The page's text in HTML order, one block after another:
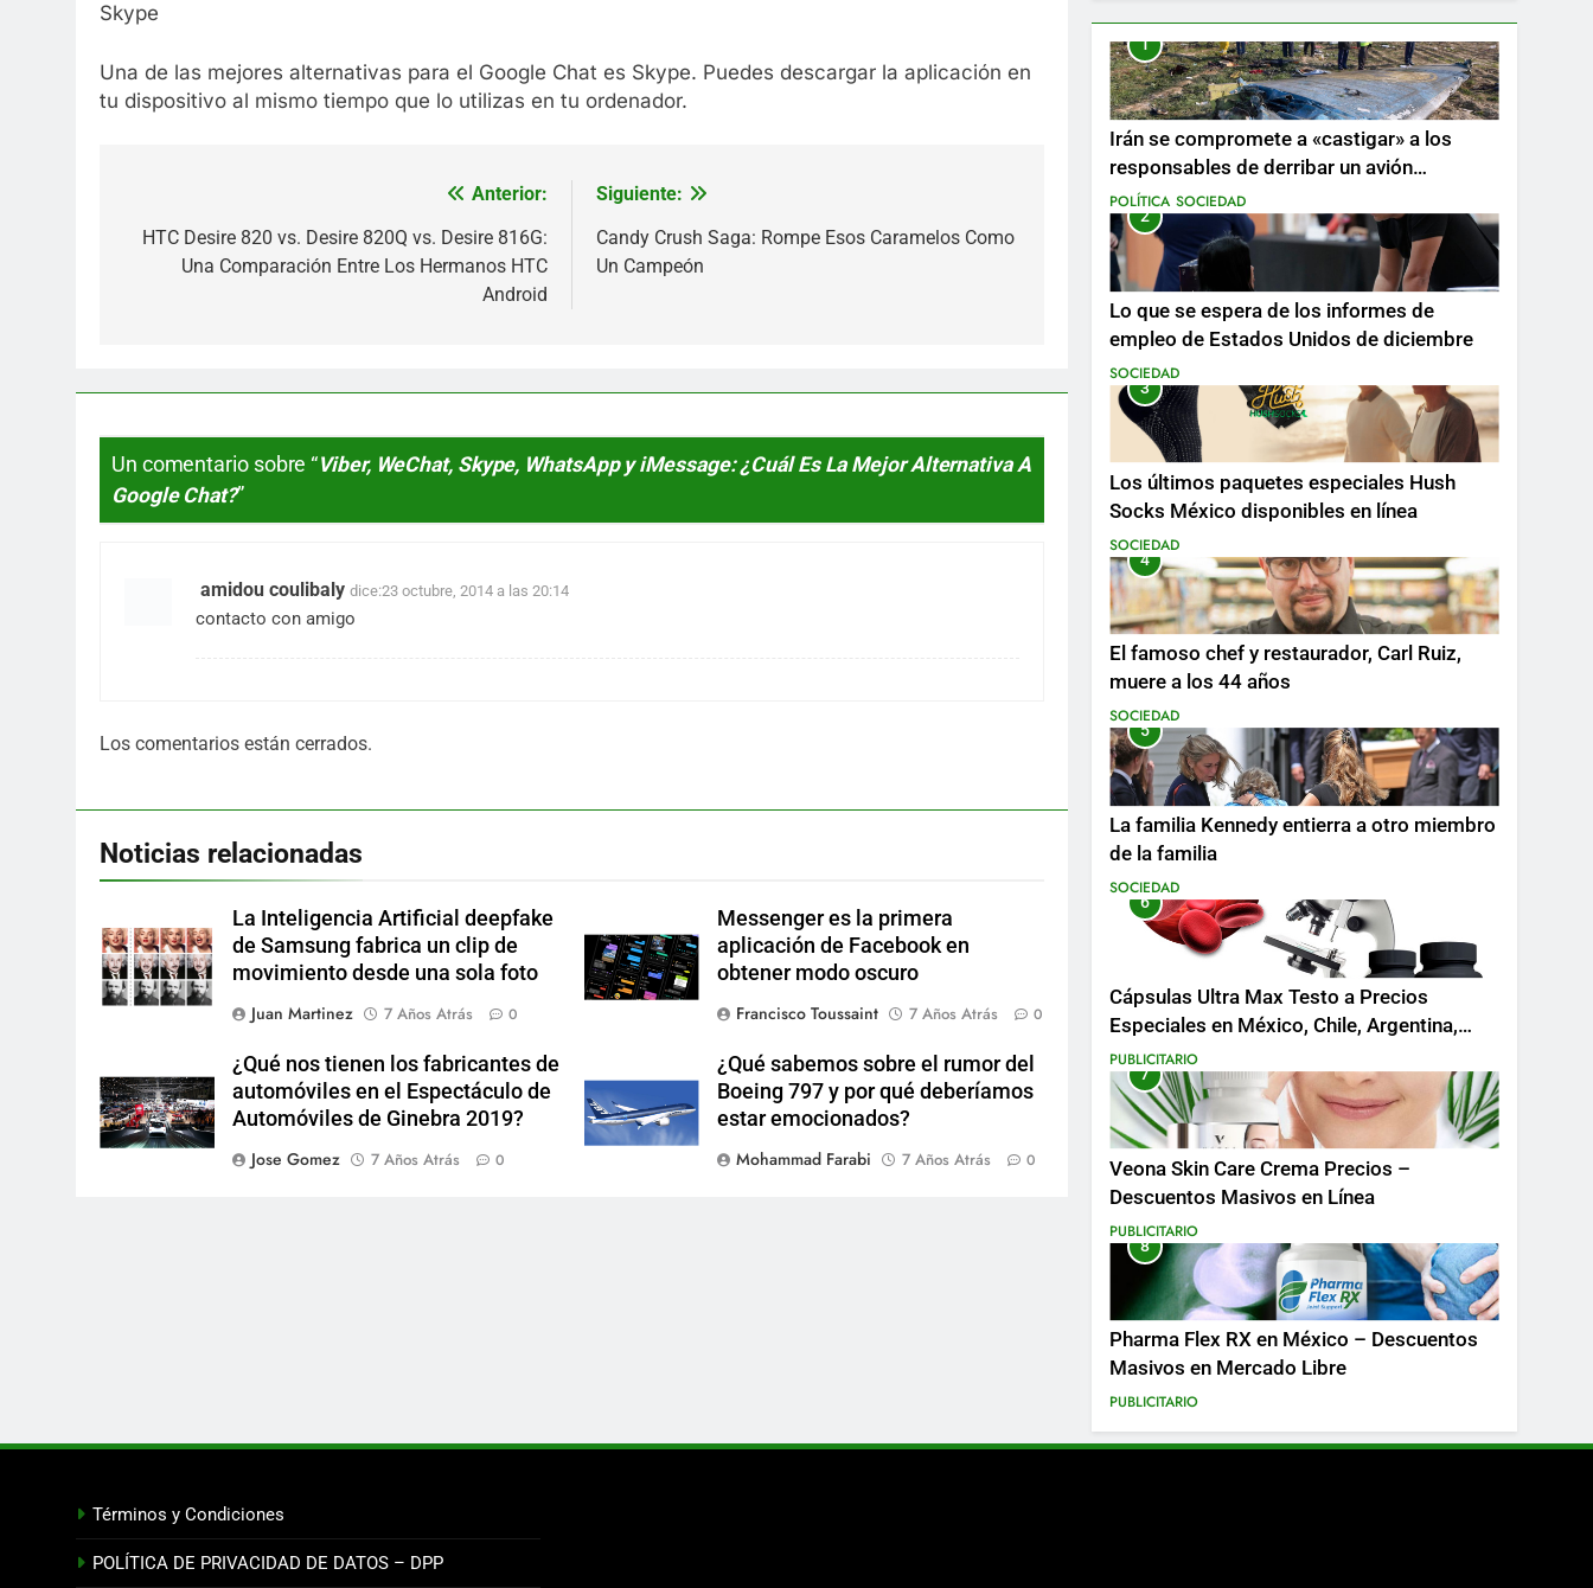
Skype
Una de las mejores alternativas para el Google Chat es Skype. Puedes descargar la aplicación en
tu dispositivo al mismo tiempo que lo utilizas en tu ordenador.
de
Anterior:
HTC Desire 820 vs. Desire 820Q vs. Desire 816G:
Una Comparación Entre Los Hermanos HTC
Android
Siguiente:
Candy Crush Saga: Rompe Esos Caramelos Como
Un Campeón
Un comentario sobre “Viber, WeChat, Skype, WhatsApp y iMessage: ¿Cuál Es La Mejor Alternativa A
Google Chat?”
amidou coulibaly dice:23 octubre, 2014 a las 20:14
contacto con amigo
Los comentarios están cerrados.
Noticias relacionadas
La Inteligencia Artificial deepfake
de Samsung fabrica un clip de
movimiento desde una sola foto
Juan Martinez
7 Años Atrás 0
Messenger es la primera
aplicación de Facebook en
obtener modo oscuro
Francisco Toussaint
7 Años Atrás 0
¿Qué nos tienen los fabricantes de
automóviles en el Espectáculo de
Automóviles de Ginebra 2019?
Jose Gomez
7 Años Atrás 0
¿Qué sabemos sobre el rumor del
Boeing 797 y por qué deberíamos
estar emocionados?
Mohammad Farabi
7 Años Atrás 0
1
Irán se compromete a «castigar» a los
responsables de derribar un avión
ucraniano mientras se realizan arrestos
POLÍTICA SOCIEDAD
2
Lo que se espera de los informes de
empleo de Estados Unidos de diciembre
SOCIEDAD
3
Los últimos paquetes especiales Hush
Socks México disponibles en línea
SOCIEDAD
4
El famoso chef y restaurador, Carl Ruiz,
muere a los 44 años
SOCIEDAD
5
La familia Kennedy entierra a otro miembro
de la familia
SOCIEDAD
6
Cápsulas Ultra Max Testo a Precios
Especiales en México, Chile, Argentina,
Colombia, Perú , Ecuador, Costa Rica y
Más
PUBLICITARIO
7
Veona Skin Care Crema Precios –
Descuentos Masivos en Línea
PUBLICITARIO
8
Pharma Flex RX en México – Descuentos
Masivos en Mercado Libre
PUBLICITARIO
Términos y Condiciones
POLÍTICA DE PRIVACIDAD DE DATOS – DPP